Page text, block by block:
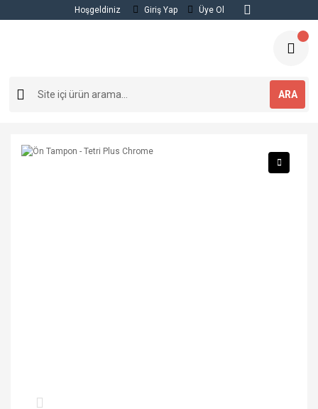
Hoşgeldiniz Giriş Yap Üye Ol
ARA